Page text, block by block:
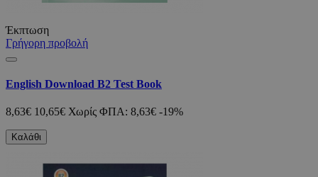
Έκπτωση
Γρήγορη προβολή
English Download B2 Test Book
8,63€ 10,65€ Χωρίς ΦΠΑ: 8,63€ -19%
Καλάθι